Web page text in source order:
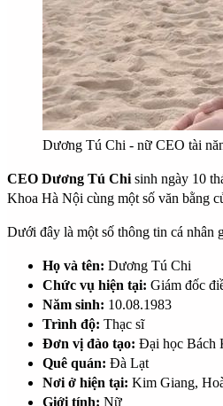
Dương Tú Chi - nữ CEO tài
​CEO Dương Tú Chi sinh ngày 10
Khoa Hà Nội cùng một số văn bằng
Dưới đây là một số thông tin cá
Họ và tên: Dương Tú Chi
Chức vụ hiện tại: Giám đốc
Năm sinh: 10.08.1983
Trình độ: Thạc sĩ
Đơn vị đào tạo: Đại học Bách
Quê quán: Đà Lạt
Nơi ở hiện tại: Kim Giang,
Giới tính: Nữ